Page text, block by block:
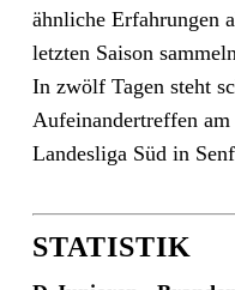
ähnliche Erfahrungen
letzten Saison
In zwölf Tagen steht
Aufeinandertreffen
Landesliga Süd in
STATISTIK